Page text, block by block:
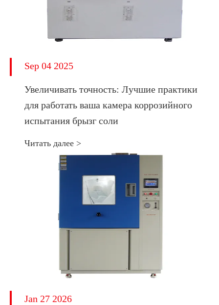
Sep 04 2025
Увеличивать точность: Лучшие практики
для работать ваша камера коррозийного
испытания брызг соли
Читать далее >
Jan 27 2026